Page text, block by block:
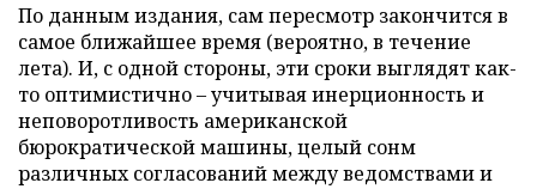
По данным издания, сам пересмотр закончится в
самое ближайшее время (вероятно, в течение
лета). И, с одной стороны, эти сроки выглядят как-
то оптимистично – учитывая инерционность и
неповоротливость американской
бюрократической машины, целый сонм
различных согласований между ведомствами и